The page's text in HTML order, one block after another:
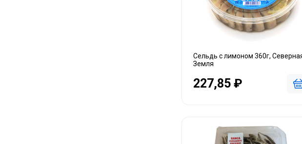
Сельдь с лимоном 360г,
Земля
227,85 ₽